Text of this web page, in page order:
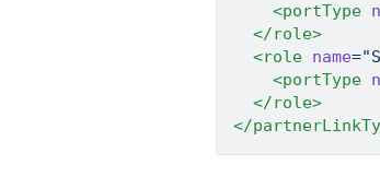
<portType
</role>
<role name="
<portType
</role>
</